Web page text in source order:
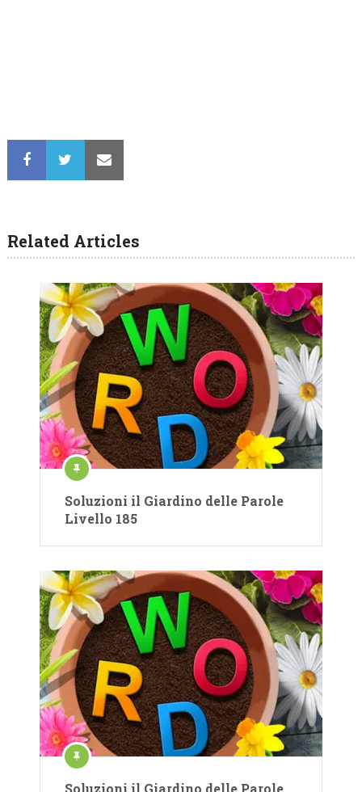
Related Articles
Soluzioni il Giardino delle Parole
Livello 185
Soluzioni il Giardino delle Parole